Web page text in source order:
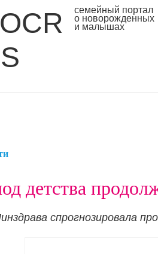
семейный портал
о новорожденных
и малышах
детства
спрогнозировала